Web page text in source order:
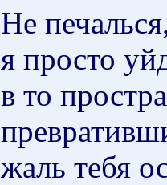
Не
я просто
в то
жаль тебя